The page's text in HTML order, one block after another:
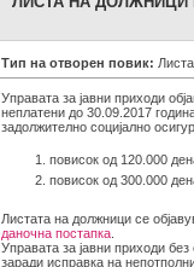
Тип на отворен повик:
Управата за јавни приходи
неплатени до 30.09.2017
задолжително социјално
повисок од 120.000
повисок од 300.000
Листата на должници се
даночна постапка
Управата за јавни приходи
заради исправка на